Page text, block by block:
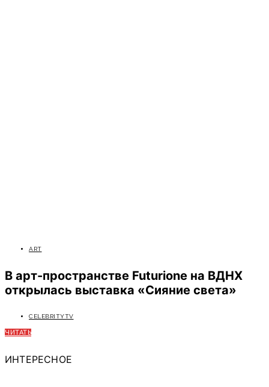
ART
В арт-пространстве Futurione на ВДНХ
открылась выставка «Сияние света»
CELEBRITYTV
ЧИТАТЬ
ИНТЕРЕСНОЕ